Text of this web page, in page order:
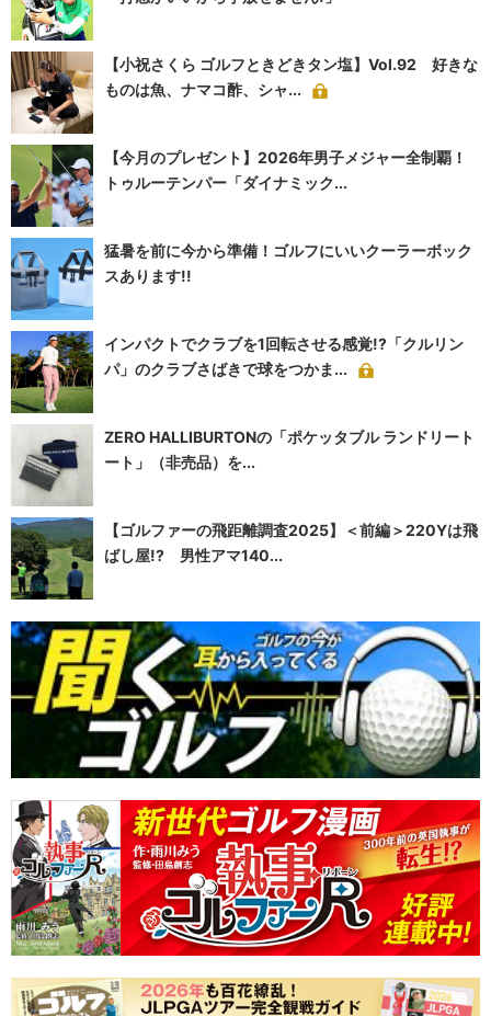
【小祝さくら ゴルフときどきタン塩】Vol.92 好きな
ものは魚、ナマコ酢、シャ...
【今月のプレゼント】2026年男子メジャー全制覇！
トゥルーテンパー「ダイナミック...
猛暑を前に今から準備！ゴルフにいいクーラーボック
スあります!!
インパクトでクラブを1回転させる感覚!?「クルリン
パ」のクラブさばきで球をつかま...
ZERO HALLIBURTONの「ポケッタブル ランドリート
ート」（非売品）を...
【ゴルファーの飛距離調査2025】＜前編＞220Yは飛
ばし屋!? 男性アマ140...